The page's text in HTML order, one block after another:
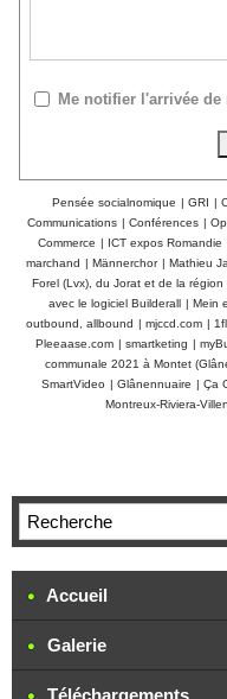
Me notifier l'arrivée
Pensée socialnomique | GRI |
Communications | Conférences |
Commerce | ICT expos Romandie
marchand | Männerchor | Mathieu
Forel (Lvx), du Jorat et de la région
avec le logiciel Builderall | Mein
outbound, allbound | mjccd.com |
Pleeaase.com | smartketing |
communale 2021 à Montet
SmartVideo | Glânennuaire | Ça
Montreux-Riviera-
Accueil
Galerie
Téléchargements